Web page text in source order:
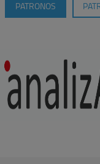
PATRONOS